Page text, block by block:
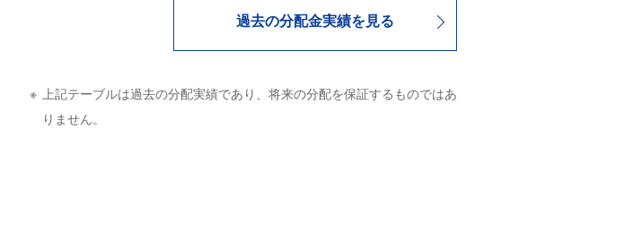
過去の分配金実績を見る
上記テーブルは過去の分配実績であり、将来の分配を保証するものではあ
りません。